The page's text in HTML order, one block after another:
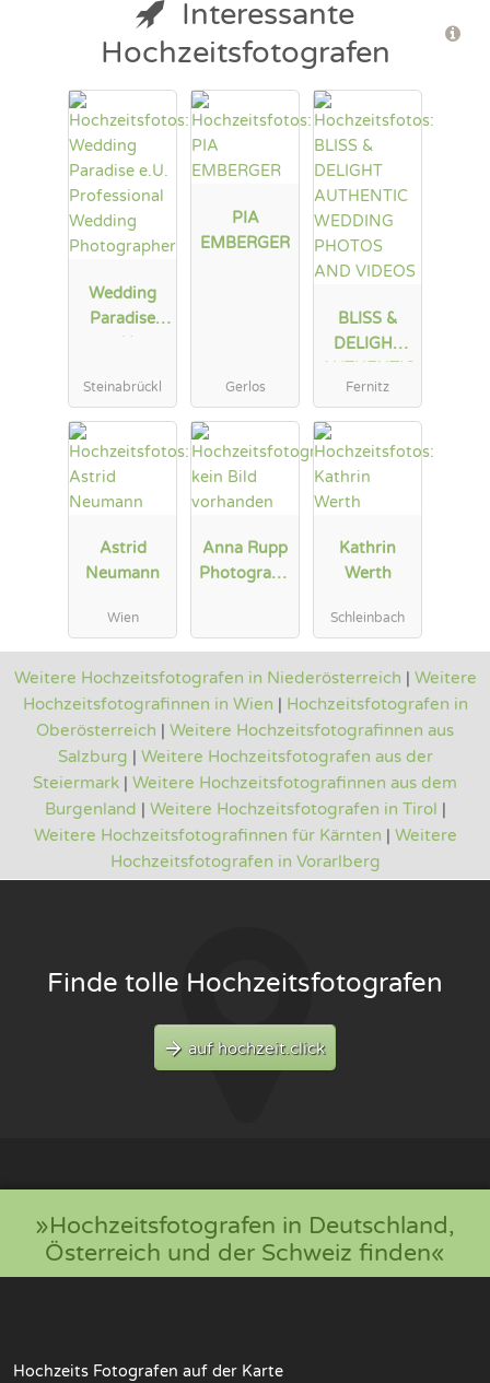
Interessante
Hochzeitsfotografen
Wedding
Paradise
Wedding
Photograph
er
Steinabrückl
PIA
EMBERGER
Gerlos
BLISS &
DELIGHT
WEDDING
PHOTOS
AND
VIDEOS
Fernitz
Astrid
Neumann
Wien
Anna Rupp
Photograph
Kathrin
Werth
Schleinbach
Weitere Hochzeitsfotografen in Niederösterreich | Weitere
Hochzeitsfotografinnen in Wien | Hochzeitsfotografen in
Oberösterreich | Weitere Hochzeitsfotografinnen aus
Salzburg | Weitere Hochzeitsfotografen aus der
Steiermark | Weitere Hochzeitsfotografinnen aus dem
Burgenland | Weitere Hochzeitsfotografen in Tirol |
Weitere Hochzeitsfotografinnen für Kärnten | Weitere
Hochzeitsfotografen in Vorarlberg
Finde tolle Hochzeitsfotografen
auf hochzeit.click
»Hochzeitsfotografen in Deutschland,
Österreich und der Schweiz finden«
Hochzeits Fotografen auf der Karte